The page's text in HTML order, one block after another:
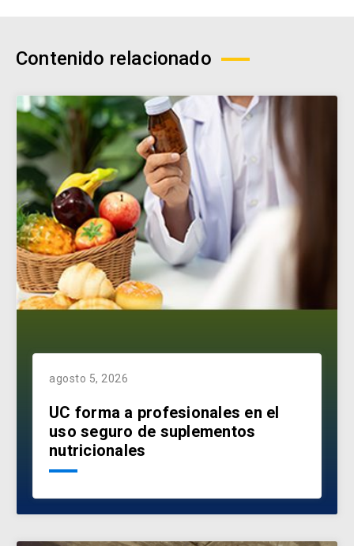
Contenido relacionado
agosto 5, 2026
UC forma a profesionales en el
uso seguro de suplementos
nutricionales